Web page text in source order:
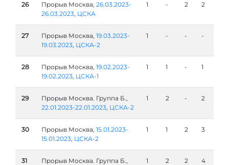
26 Прорыв Москва, 26.03.2023-
26.03.2023, ЦСКА
1 - 2 2
27 Прорыв Москва, 19.03.2023-
19.03.2023, ЦСКА-2
1 - - -
28 Прорыв Москва, 19.02.2023-
19.02.2023, ЦСКА-1
1 1 - 1
29
Прорыв Москва. Группа Б.,
22.01.2023-22.01.2023, ЦСКА-2
1 2 - 2
30 Прорыв Москва, 15.01.2023-
15.01.2023, ЦСКА-2
1 1 2 3
31
Прорыв Москва. Группа Б.,
1 2 2 4